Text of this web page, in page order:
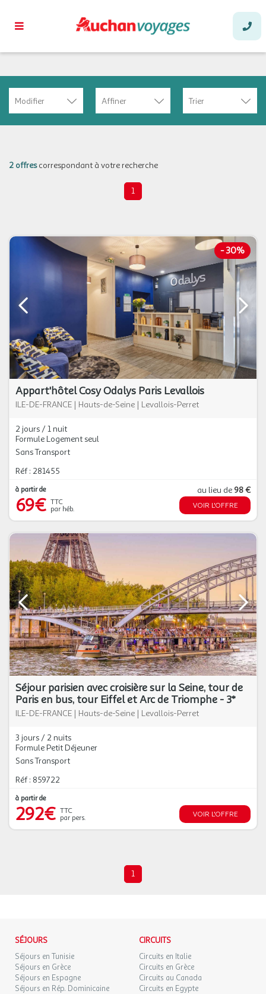
Modifier Affiner Trier
2 offrescorrespondant à votre recherche
1
-30%
Appart'hôtel Cosy Odalys Paris Levallois
ILE-DE-FRANCE | Hauts-de-Seine | Levallois-Perret
2 jours / 1 nuit
Formule Logement seul
Sans Transport
Réf : 281455
à partir de
69€ TTC
par héb.
au lieu de 98 €
VOIR L'OFFRE
Séjour parisien avec croisière sur la Seine, tour de
Paris en bus, tour Eiffel et Arc de Triomphe - 3*
ILE-DE-FRANCE | Hauts-de-Seine | Levallois-Perret
3 jours / 2 nuits
Formule Petit Déjeuner
Sans Transport
Réf : 859722
à partir de
292€ TTC
par pers.
VOIR L'OFFRE
1
SÉJOURS
Séjours en Tunisie
Séjours en Grèce
Séjours en Espagne
Séjours en Rép. Dominicaine
CIRCUITS
Circuits en Italie
Circuits en Grèce
Circuits au Canada
Circuits en Egypte